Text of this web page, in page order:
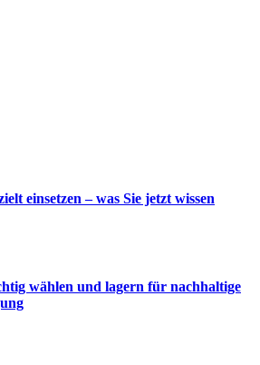
einsetzen – was Sie jetzt wissen
wählen und lagern für nachhaltige